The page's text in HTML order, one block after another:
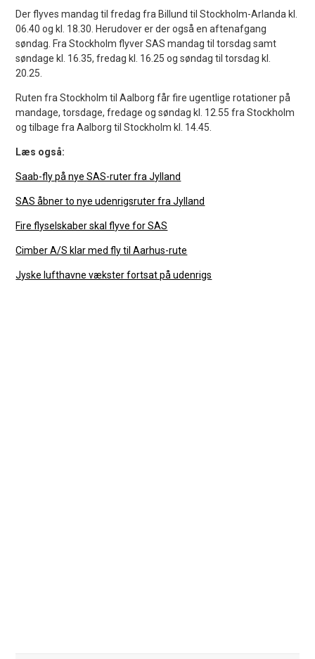
Der flyves mandag til fredag fra Billund til Stockholm-Arlanda kl.
06.40 og kl. 18.30. Herudover er der også en aftenafgang
søndag. Fra Stockholm flyver SAS mandag til torsdag samt
søndage kl. 16.35, fredag kl. 16.25 og søndag til torsdag kl.
20.25.
Ruten fra Stockholm til Aalborg får fire ugentlige rotationer på
mandage, torsdage, fredage og søndag kl. 12.55 fra Stockholm
og tilbage fra Aalborg til Stockholm kl. 14.45.
Læs også:
Saab-fly på nye SAS-ruter fra Jylland
SAS åbner to nye udenrigsruter fra Jylland
Fire flyselskaber skal flyve for SAS
Cimber A/S klar med fly til Aarhus-rute
Jyske lufthavne vækster fortsat på udenrigs